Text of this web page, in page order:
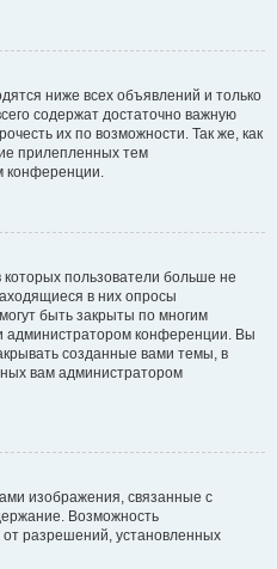
ниже всех объявлений и только
содержат достаточно важную
их по возможности. Так же, как
прилепленных тем
конференции.
пользователи больше не
в них опросы
быть закрыты по многим
конференции. Вы
созданные вами темы, в
вам администратором
изображения, связанные с
Возможность
от разрешений, установленных